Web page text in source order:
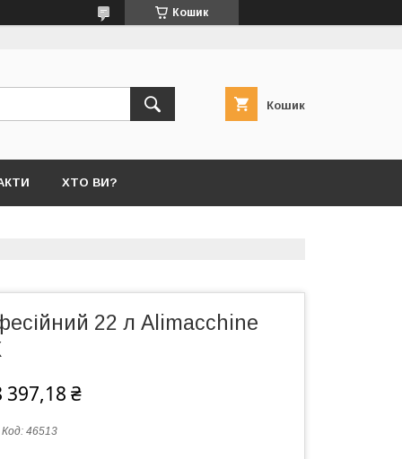
Кошик
Кошик
ХТО ВИ?
22 л Alimacchine
397,18 ₴
Код: 46513